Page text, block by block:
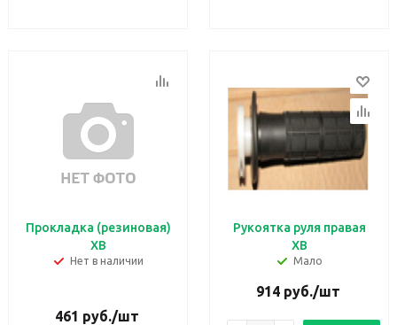
Прокладка (резиновая)
ХВ
Нет в наличии
461 руб./шт
Рукоятка руля правая
ХВ
Мало
914руб./шт